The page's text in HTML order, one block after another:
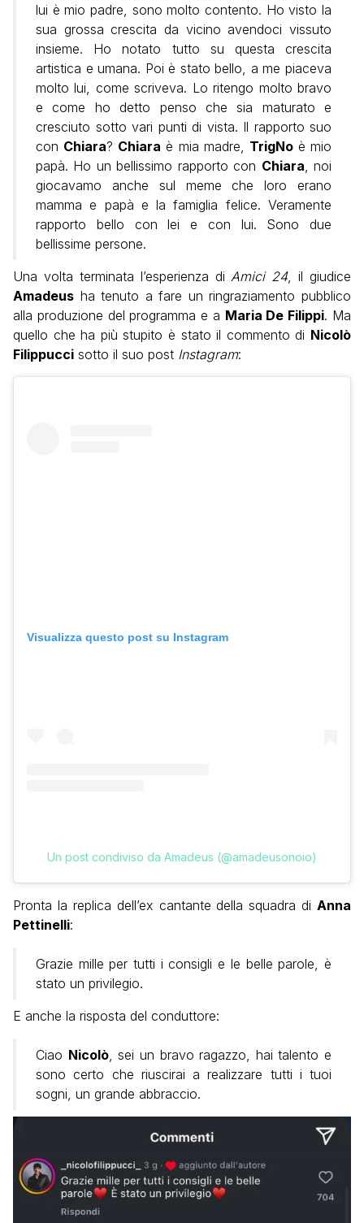
lui è mio padre, sono molto contento. Ho visto la
sua grossa crescita da vicino avendoci vissuto
insieme. Ho notato tutto su questa crescita
artistica e umana. Poi è stato bello, a me piaceva
molto lui, come scriveva. Lo ritengo molto bravo
e come ho detto penso che sia maturato e
cresciuto sotto vari punti di vista. Il rapporto suo
con Chiara? Chiara è mia madre, TrigNoè mio
papà. Ho un bellissimo rapporto con Chiara, noi
giocavamo anche sul meme che loro erano
mamma e papà e la famiglia felice. Veramente
rapporto bello con lei e con lui. Sono due
bellissime persone.
Una volta terminata l’esperienza diAmici 24, il giudice
Amadeus ha tenuto a fare un ringraziamento pubblico
alla produzione del programma e a Maria De Filippi. Ma
quello che ha più stupito è stato il commento di Nicolò
Filippucci sotto il suo post Instagram:
Visualizza questo post su Instagram
Un post condiviso da Amadeus (@amadeusonoio)
Pronta la replica dell’ex cantante della squadra di Anna
Pettinelli:
Grazie mille per tutti i consigli e le belle parole, è
stato un privilegio.
E anche la risposta del conduttore:
Ciao Nicolò, sei un bravo ragazzo, hai talento e
sono certo che riuscirai a realizzare tutti i tuoi
sogni, un grande abbraccio.